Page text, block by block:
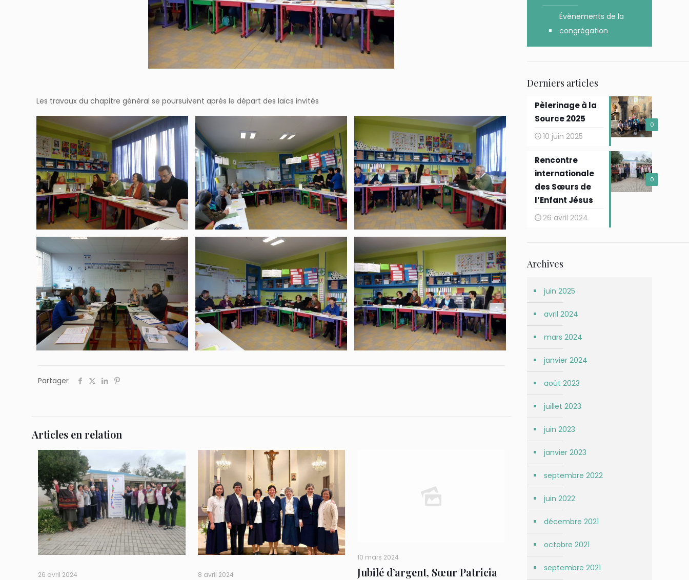
Les travaux du chapitre général se poursuivent après le départ des laïcs invités
Partager
Articles en relation
26 avril 2024 8 avril 2024
10 mars 2024
Jubilé d’argent, Sœur Patricia
Évènements de la
congrégation
Derniers articles
0
Pèlerinage à la
Source 2025
10 juin 2025
0
Rencontre
internationale
des Sœurs de
l’Enfant Jésus
26 avril 2024
Archives
juin 2025
avril 2024
mars 2024
janvier 2024
août 2023
juillet 2023
juin 2023
janvier 2023
septembre 2022
juin 2022
décembre 2021
octobre 2021
septembre 2021